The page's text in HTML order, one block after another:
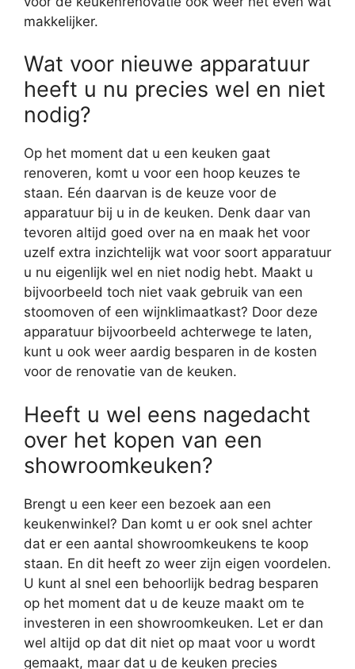
makkelijker.
Wat voor nieuwe apparatuur
heeft u nu precies wel en niet
nodig?
Op het moment dat u een keuken gaat
renoveren, komt u voor een hoop keuzes te
staan. Eén daarvan is de keuze voor de
apparatuur bij u in de keuken. Denk daar van
tevoren altijd goed over na en maak het voor
uzelf extra inzichtelijk wat voor soort apparatuur
u nu eigenlijk wel en niet nodig hebt. Maakt u
bijvoorbeeld toch niet vaak gebruik van een
stoomoven of een wijnklimaatkast? Door deze
apparatuur bijvoorbeeld achterwege te laten,
kunt u ook weer aardig besparen in de kosten
voor de renovatie van de keuken.
Heeft u wel eens nagedacht
over het kopen van een
showroomkeuken?
Brengt u een keer een bezoek aan een
keukenwinkel? Dan komt u er ook snel achter
dat er een aantal showroomkeukens te koop
staan. En dit heeft zo weer zijn eigen voordelen.
U kunt al snel een behoorlijk bedrag besparen
op het moment dat u de keuze maakt om te
investeren in een showroomkeuken. Let er dan
wel altijd op dat dit niet op maat voor u wordt
gemaakt, maar dat u de keuken precies